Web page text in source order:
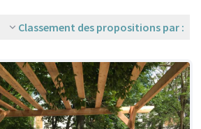
Classement des propositions par :